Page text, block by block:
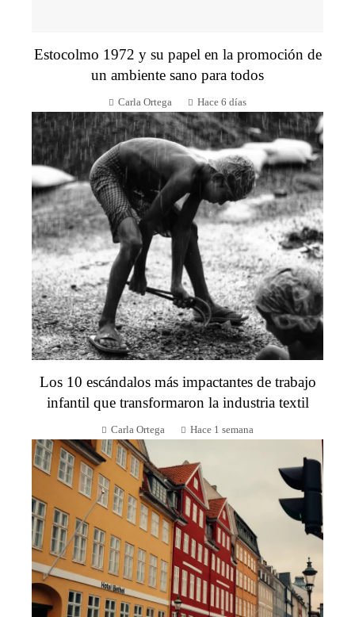
Estocolmo 1972 y su papel en la promoción de
un ambiente sano para todos
Carla Ortega Hace 6 días
Los 10 escándalos más impactantes de trabajo
infantil que transformaron la industria textil
Carla Ortega Hace 1 semana